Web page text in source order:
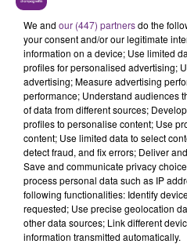
LE MAGASIN
SES PORTES
C'était l'une des
rémois. Le magasin
fermer ses portes.
TITRES DIFFUSÉS
0h58
0h58
We and our (447) partnersdo the
your consent and/or our legitimate
information on a device; Use limited
profiles for personalised advertising;
advertising; Measure advertising
performance; Understand audiences
of data from different sources;
profiles to personalise content; Use
content; Use limited data to select
detect fraud, and fix errors; Deliver
Save and communicate privacy
process personal data such as IP
following functionalities: Identify
requested; Use precise geolocation
other data sources; Link different
information transmitted automatically.